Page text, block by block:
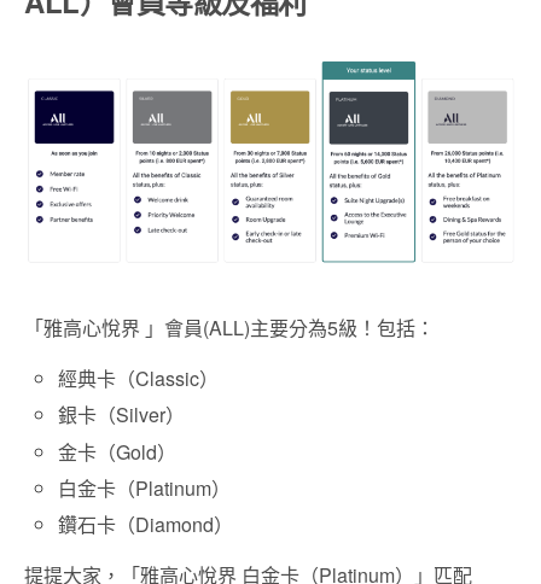
「雅高心悅界 」會員(ALL)主要分為5級！包括：
經典卡（Classic）
銀卡（Silver）
金卡（Gold）
白金卡（Platinum）
鑽石卡（Diamond）
提提大家，「雅高心悅界 白金卡（Platinum）」匹配